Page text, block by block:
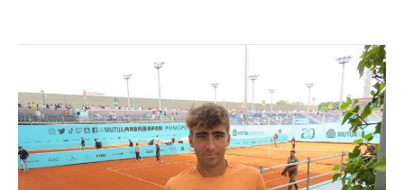
en
el
Mutua